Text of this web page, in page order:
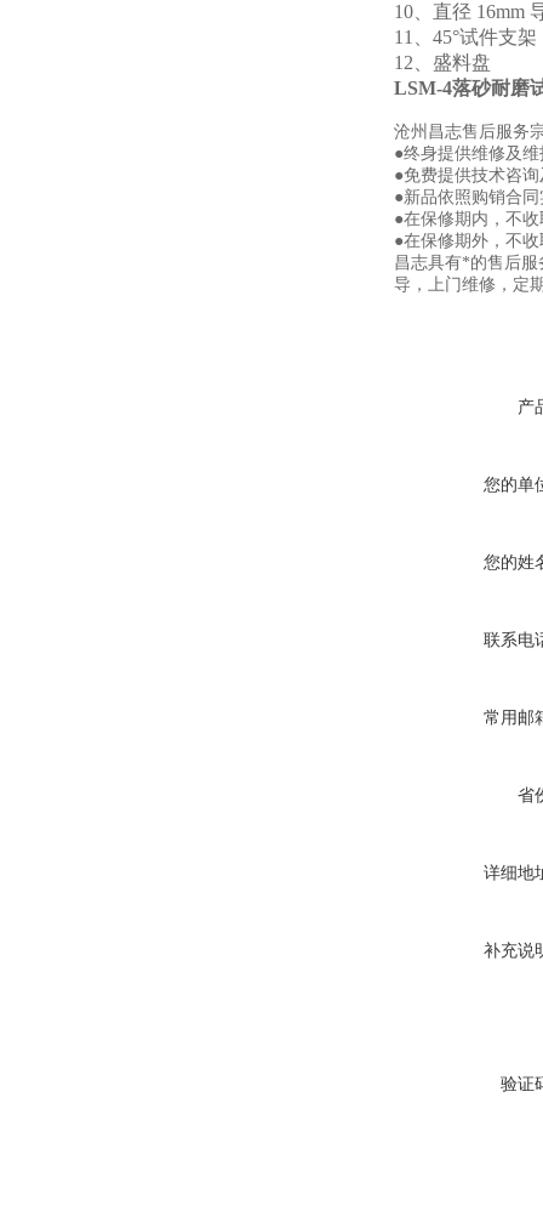
10、直径 16mm
11、45°试件支架
12、盛料盘
LSM-4落砂耐磨
沧州昌志售后服务
●终身提供维修及
●免费提供技术咨
●新品依照购销合
●在保修期内，不
●在保修期外，不
昌志具有*的售后
导，上门维修，定
产
您的单
您的姓
联系电
常用邮
省
详细地
补充说
验证